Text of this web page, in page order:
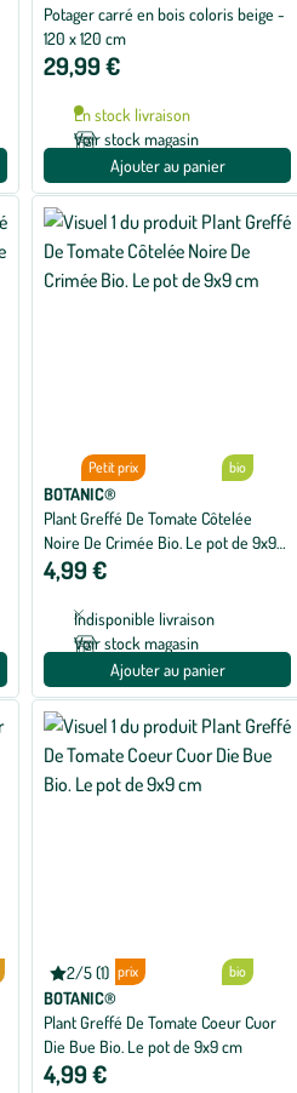
Potager carré en bois coloris beige -
120 x 120 cm
29,99 €
En stock livraison
Voir stock magasin
Ajouter au panier
Petit prix bio
BOTANIC®
Plant Greffé De Tomate Côtelée
Noire De Crimée Bio. Le pot de 9x9
cm
4,99 €
Indisponible livraison
Voir stock magasin
Ajouter au panier
2/5 (1)
Note
moyenne
de
2
sur
5
avec
Petit prix bio
BOTANIC®
Plant Greffé De Tomate Coeur Cuor
Die Bue Bio. Le pot de 9x9 cm
4,99 €